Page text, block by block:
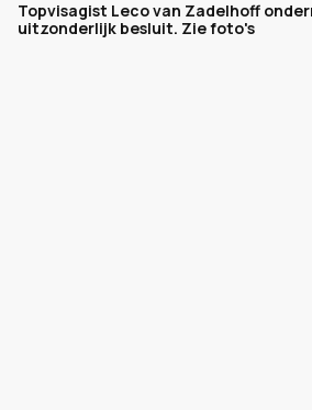
Topvisagist Leco van Zadelhoff
uitzonderlijk besluit. Zie foto's